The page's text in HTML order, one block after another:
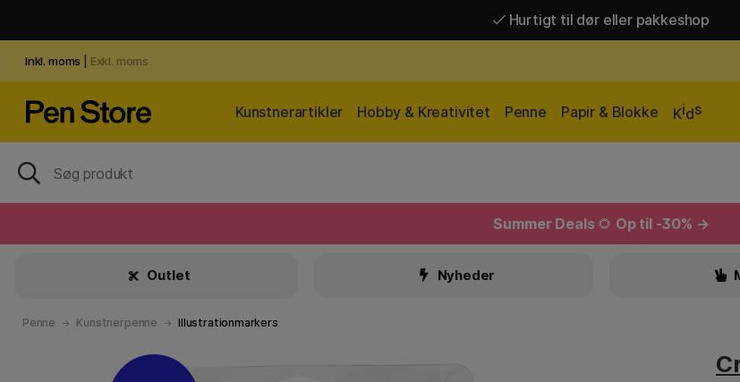
Hurtigt til dør eller pakkeshop
Inkl. moms Exkl. moms
Kunstnerartikler Hobby & Kreativitet Penne Papir & Blokke Kids
Summer Deals 🌻 Op til -30% →
Outlet Nyheder
Penne Kunstnerpenne Illustrationmarkers